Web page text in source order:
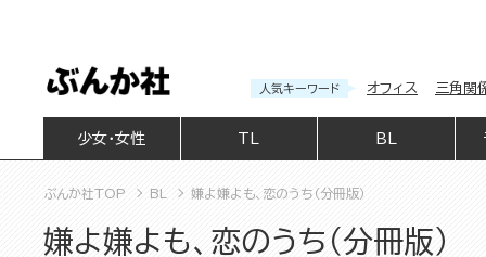
人気キーワード オフィス 三角関
少女・女性 BL
ぶんか社TOP BL 嫌よ嫌よも、恋のうち（分冊版）
嫌よ嫌よも、恋のうち（分冊版）